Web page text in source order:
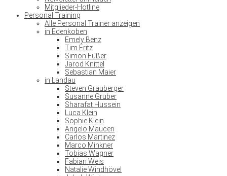
Mitglieder-Hotline
Personal Training
Alle Personal Trainer anzeigen
in Edenkoben
Emely Benz
Tim Fritz
Simon Fußer
Jarod Knittel
Sebastian Maier
in Landau
Steven Grauberger
Susanne Gruber
Sharafat Hussein
Luca Klein
Sophie Klein
Angelo Mauceri
Carlos Martinez
Marco Minkner
Tobias Wagner
Fabian Weis
Natalie Windhövel